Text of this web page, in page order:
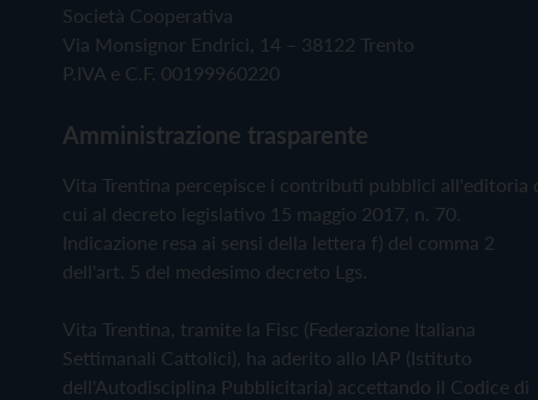
Società Cooperativa
Via Monsignor Endrici, 14 – 38122 Trento
P.IVA e C.F. 00199960220
Amministrazione trasparente
Vita Trentina percepisce i contributi pubblici all'editoria
cui al decreto legislativo 15 maggio 2017, n. 70.
Indicazione resa ai sensi della lettera f) del comma 2
dell'art. 5 del medesimo decreto Lgs.
Vita Trentina, tramite la Fisc (Federazione Italiana
Settimanali Cattolici), ha aderito allo IAP (Istituto
dell'Autodisciplina Pubblicitaria) accettando il Codice di